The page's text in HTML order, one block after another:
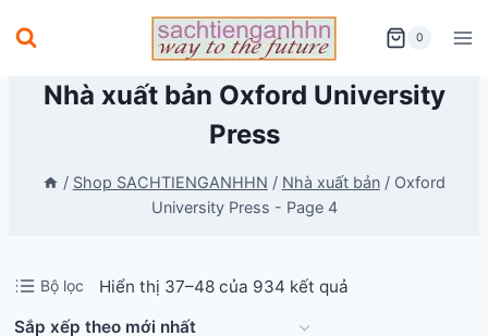
to
0
Nhà xuất bản Oxford University
Press
/ Shop SACHTIENGANHHN / Nhà xuất bản / Oxford
University Press - Page 4
Bộ lọc Hiển thị 37–48 của 934 kết quảĐã